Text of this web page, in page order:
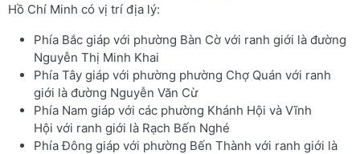
Hồ Chí Minh có vị trí địa lý:
Phía Bắc giáp với phường Bàn Cờ với ranh giới là đường
Nguyễn Thị Minh Khai
Phía Tây giáp với phường phường Chợ Quán với ranh
giới là đường Nguyễn Văn Cừ
Phía Nam giáp với các phường Khánh Hội và Vĩnh
Hội với ranh giới là Rạch Bến Nghé
Phía Đông giáp với phường Bến Thành với ranh giới là